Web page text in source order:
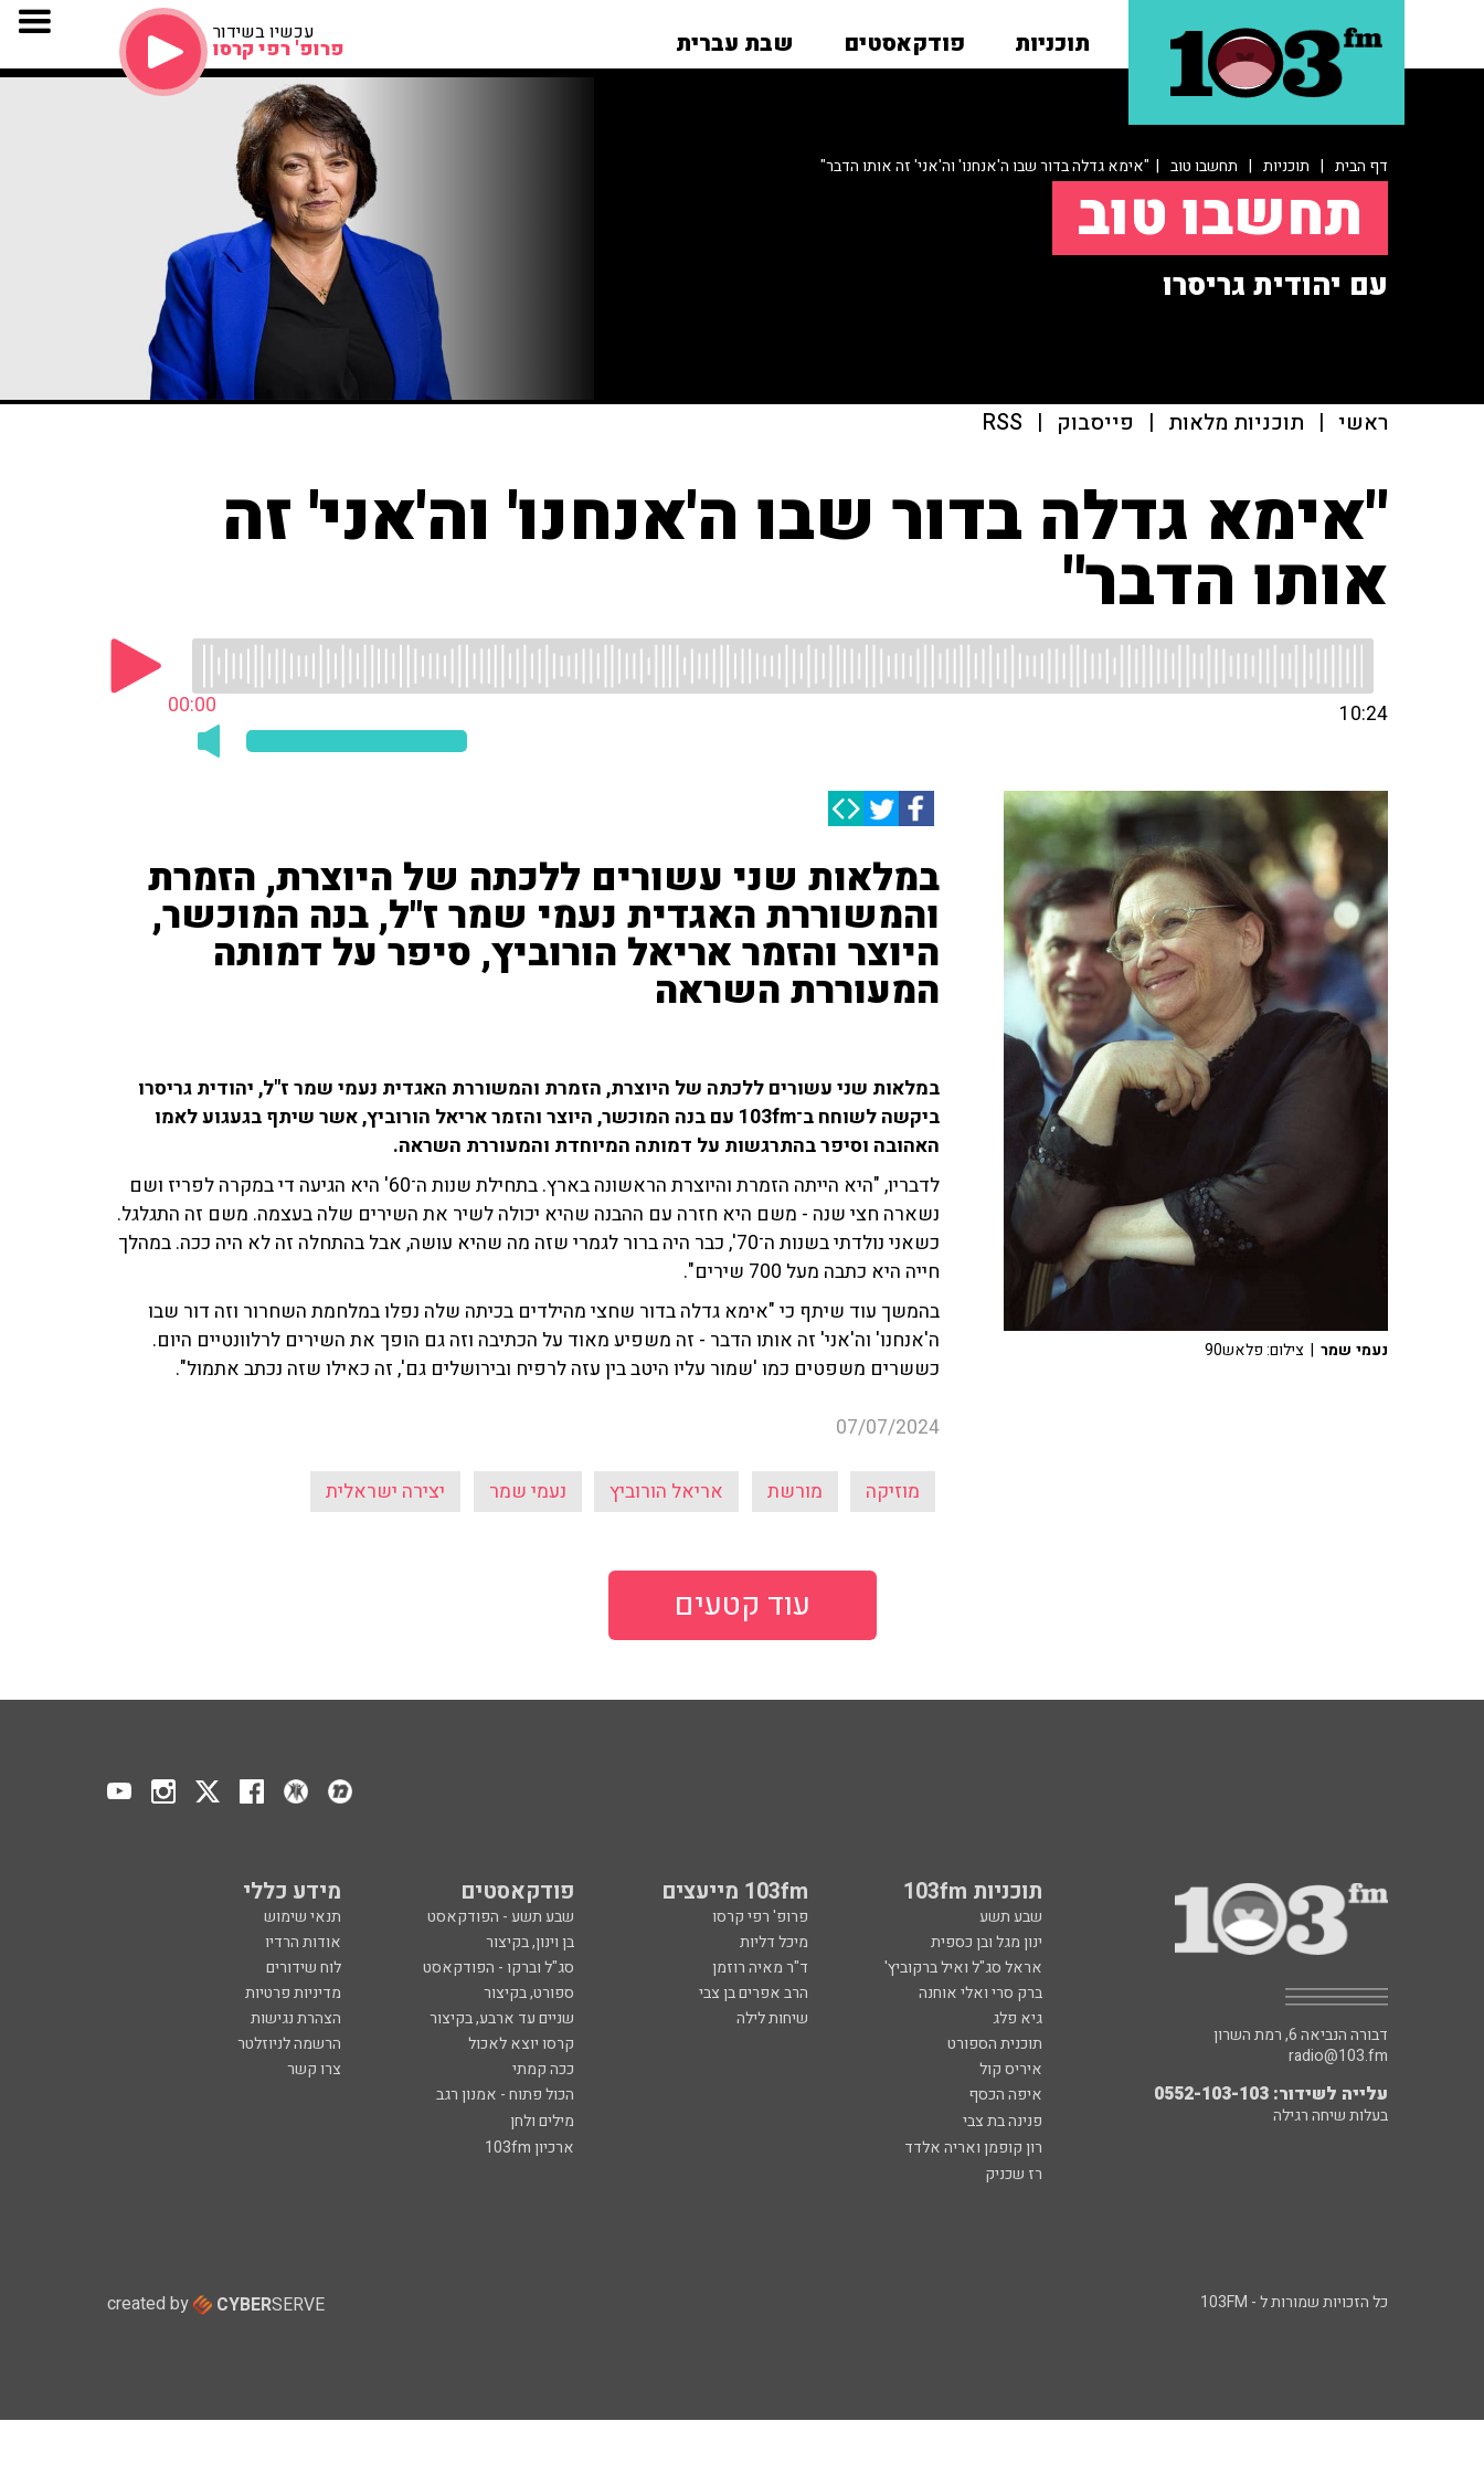
תוכניות פודקאסטים שבת עברית עכשיו בשידור
פרופ' רפי קרסו
דף הבית | תוכניות | תחשבו טוב | "אימא גדלה בדור שבו ה'אנחנו' וה'אני' זה אותו הדבר"
תחשבו טוב
עם יהודית גריסרו
ראשי | תוכניות מלאות | פייסבוק |
RSS
"אימא גדלה בדור שבו ה'אנחנו' וה'אני' זה
אותו הדבר"
00:00 10:24
במלאות שני עשורים ללכתה של היוצרת, הזמרת
והמשוררת האגדית נעמי שמר ז"ל, בנה המוכשר,
היוצר והזמר אריאל הורוביץ, סיפר על דמותה
המעוררת השראה
במלאות שני עשורים ללכתה של היוצרת, הזמרת והמשוררת האגדית נעמי שמר ז"ל, יהודית גריסרו
ביקשה לשוחח ב־103fm עם בנה המוכשר, היוצר והזמר אריאל הורוביץ, אשר שיתף בגעגוע לאמו
האהובה וסיפר בהתרגשות על דמותה המיוחדת והמעוררת השראה.
לדבריו, "היא הייתה הזמרת והיוצרת הראשונה בארץ. בתחילת שנות ה־60' היא הגיעה די במקרה לפריז ושם
נשארה חצי שנה - משם היא חזרה עם ההבנה שהיא יכולה לשיר את השירים שלה בעצמה. משם זה התגלגל.
כשאני נולדתי בשנות ה־70', כבר היה ברור לגמרי שזה מה שהיא עושה, אבל בהתחלה זה לא היה ככה. במהלך
חייה היא כתבה מעל 700 שירים".
בהמשך עוד שיתף כי "אימא גדלה בדור שחצי מהילדים בכיתה שלה נפלו במלחמת השחרור וזה דור שבו
ה'אנחנו' וה'אני' זה אותו הדבר - זה משפיע מאוד על הכתיבה וזה גם הופך את השירים לרלוונטיים היום.
כששרים משפטים כמו 'שמור עליו היטב בין עזה לרפיח ובירושלים גם', זה כאילו שזה נכתב אתמול".
07/07/2024
מוזיקה מורשת אריאל הורוביץ נעמי שמר יצירה ישראלית
נעמי שמר | צילום: פלאש90
עוד קטעים
תוכניות 103fm 103fm מייעצים פודקאסטים מידע כללי
שבע תשע פרופ' רפי קרסו שבע תשע - הפודקאסט
תנאי שימוש
ינון מגל ובן כספית
מיכל דליות בן וינון, בקיצור
אודות הרדיו
אראל סג"ל ואיל ברקוביץ'
ד"ר מאיה רוזמן סג"ל וברקו - הפודקאסט
לוח שידורים
ברק סרי ואלי אוחנה
הרב אפרים בן צבי ספורט, בקיצור
מדיניות פרטיות
גיא פלג
שיחות לילה שניים עד ארבע, בקיצור
הצהרת נגישות
תוכנית הספורט
קרסו יוצא לאכול
הרשמה לניוזלטר
איריס קול
ככה קמתי
צרו קשר
איפה הכסף
הכול פתוח - אמנון רגב
פנינה בת צבי
מילים ולחן
רון קופמן ואריה אלדד
ארכיון 103fm
רז שכניק
דבורה הנביאה 6, רמת השרון
radio@103.fm
עלייה לשידור: 0552-103-103
בעלות שיחה רגילה
כל הזכויות שמורות ל - 103FM created by CYBERSERVE